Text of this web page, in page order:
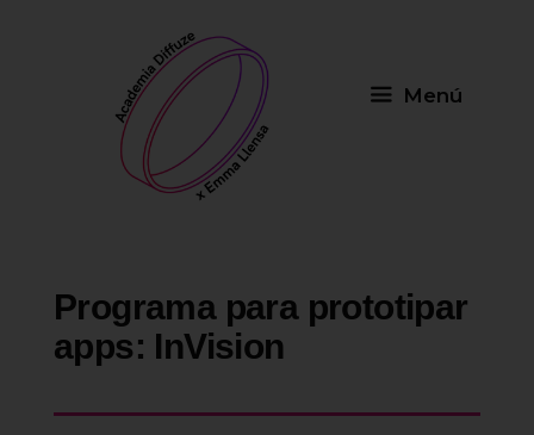
Menú
Programa para prototipar
apps: InVision